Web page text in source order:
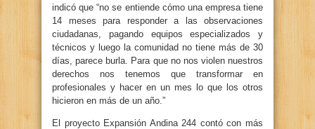
indicó que “no se entiende cómo una empresa tiene
14 meses para responder a las observaciones
ciudadanas, pagando equipos especializados y
técnicos y luego la comunidad no tiene más de 30
días, parece burla. Para que no nos violen nuestros
derechos nos tenemos que transformar en
profesionales y hacer en un mes lo que los otros
hicieron en más de un año.”
El proyecto Expansión Andina 244 contó con más